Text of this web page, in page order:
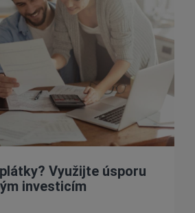
Využijte úsporu
investicím